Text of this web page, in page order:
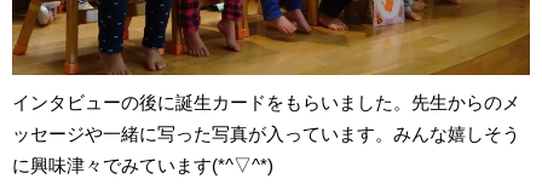
インタビューの後に誕生カードをもらいました。先生からのメ
ッセージや一緒に写った写真が入っています。みんな嬉しそう
に興味津々でみています(*^▽^*)